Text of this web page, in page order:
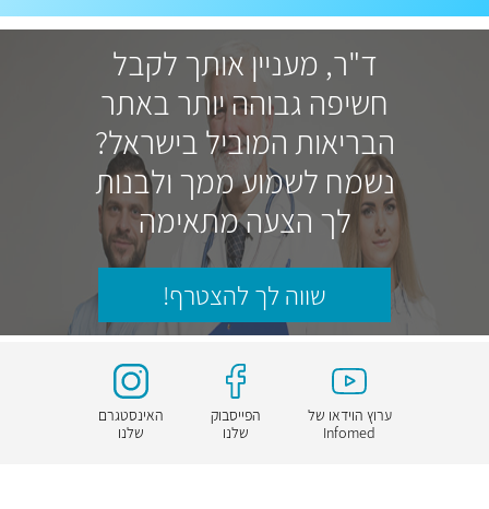
ד"ר, מעניין אותך לקבל
חשיפה גבוהה יותר באתר
הבריאות המוביל בישראל?
נשמח לשמוע ממך ולבנות
לך הצעה מתאימה
שווה לך להצטרף!
ערוץ הוידאו של
Infomed
הפייסבוק
שלנו
האינסטגרם
שלנו